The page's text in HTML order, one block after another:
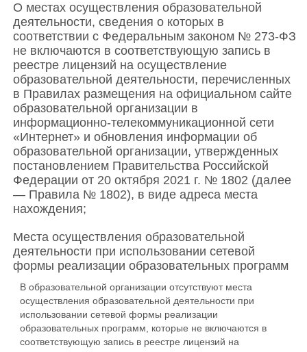
О местах осуществления образовательной
деятельности, сведения о которых в
соответствии с Федеральным законом № 273-ФЗ
не включаются в соответствующую запись в
реестре лицензий на осуществление
образовательной деятельности, перечисленных
в Правилах размещения на официальном сайте
образовательной организации в
информационно-телекоммуникационной сети
«Интернет» и обновления информации об
образовательной организации, утвержденных
постановлением Правительства Российской
Федерации от 20 октября 2021 г. № 1802 (далее
— Правила № 1802), в виде адреса места
нахождения;
Места осуществления образовательной
деятельности при использовании сетевой
формы реализации образовательных программ
В образовательной организации отсутствуют места
осуществления образовательной деятельности при
использовании сетевой формы реализации
образовательных программ, которые не включаются в
соответствующую запись в реестре лицензий на